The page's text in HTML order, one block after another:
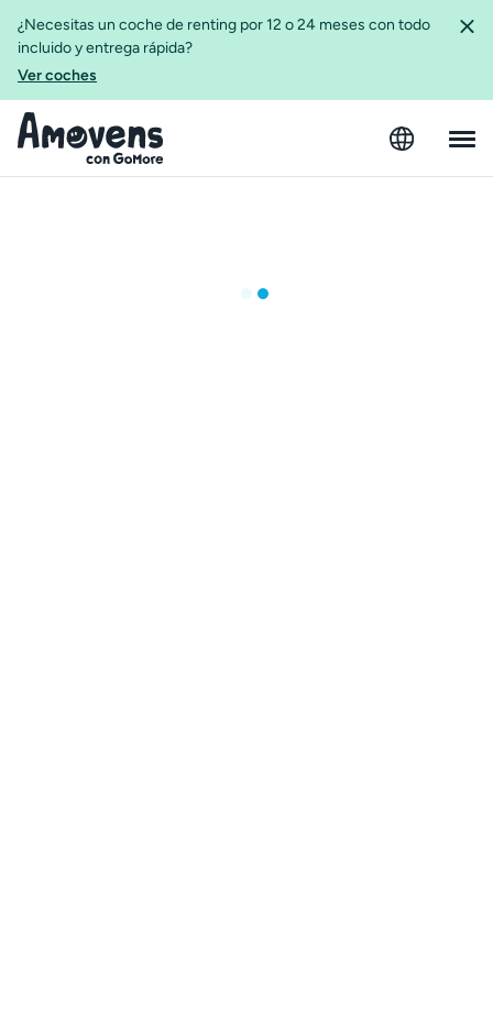
¿Necesitas un coche de renting por 12 o 24 meses con todo
incluido y entrega rápida?
Ver coches